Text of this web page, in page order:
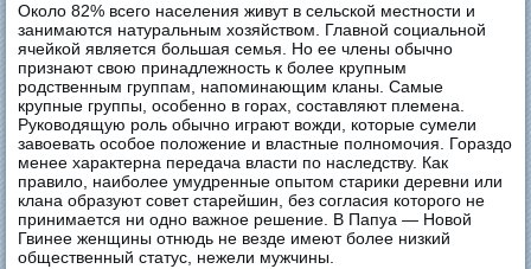
Около 82% всего населения живут в сельской местности и
занимаются натуральным хозяйством. Главной социальной
ячейкой является большая семья. Но ее члены обычно
признают свою принадлежность к более крупным
родственным группам, напоминающим кланы. Самые
крупные группы, особенно в горах, составляют племена.
Руководящую роль обычно играют вожди, которые сумели
завоевать особое положение и властные полномочия. Гораздо
менее характерна передача власти по наследству. Как
правило, наиболее умудренные опытом старики деревни или
клана образуют совет старейшин, без согласия которого не
принимается ни одно важное решение. В Папуа — Новой
Гвинее женщины отнюдь не везде имеют более низкий
общественный статус, нежели мужчины.